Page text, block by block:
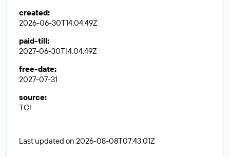
created:
2026-06-30T14:04:49Z
paid-till:
2027-06-30T14:04:49Z
free-date:
2027-07-31
source:
TCI
Last updated on 2026-08-08T07:43:01Z